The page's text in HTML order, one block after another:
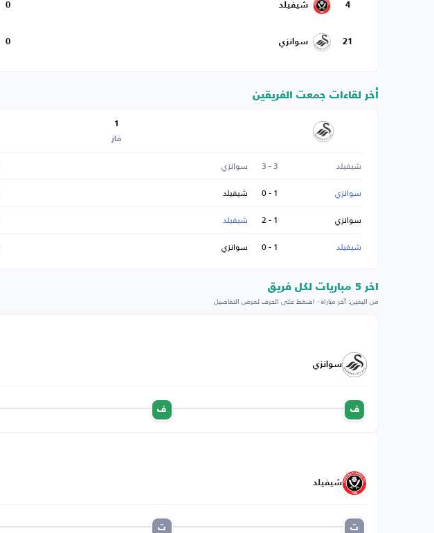
4 شيفيلد 0
21 سوانزي 0
أخر لقاءات جمعت الفريقين
1
فاز
شيفيلد 3 - 3 سوانزي
سوانزي
1 - 0 شيفيلد
سوانزي
1 - 2 شيفيلد
شيفيلد
1 - 0 سوانزي
اخر 5 مباريات لكل فريق
من اليمين: آخر مباراة · اضغط على الحرف لعرض التفاصيل
سوانزي
ف ف
شيفيلد
ت ت